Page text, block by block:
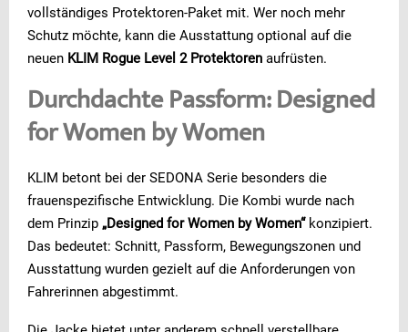
vollständiges Protektoren-Paket mit. Wer noch mehr
Schutz möchte, kann die Ausstattung optional auf die
neuen KLIM Rogue Level 2 Protektoren aufrüsten.
Durchdachte Passform: Designed
for Women by Women
KLIM betont bei der SEDONA Serie besonders die
frauenspezifische Entwicklung. Die Kombi wurde nach
dem Prinzip „Designed for Women by Women“konzipiert.
Das bedeutet: Schnitt, Passform, Bewegungszonen und
Ausstattung wurden gezielt auf die Anforderungen von
Fahrerinnen abgestimmt.